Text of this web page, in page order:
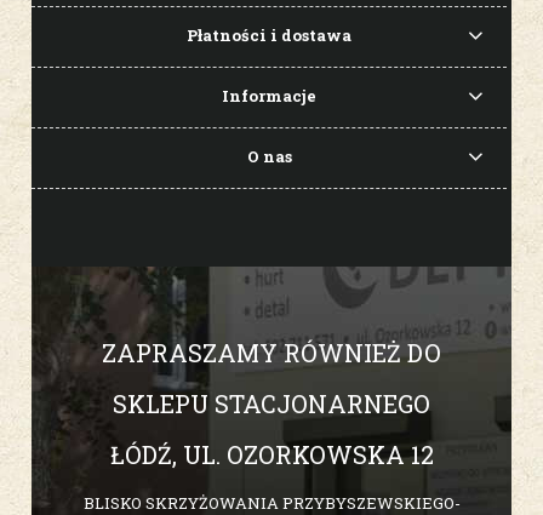
Płatności i dostawa
Informacje
O nas
ZAPRASZAMY RÓWNIEŻ DO
SKLEPU STACJONARNEGO
ŁÓDŹ, UL. OZORKOWSKA 12
BLISKO SKRZYŻOWANIA PRZYBYSZEWSKIEGO-